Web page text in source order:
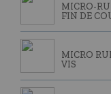
MICRO-
FIN DE
MICRO
VIS